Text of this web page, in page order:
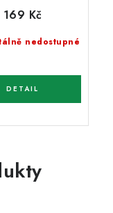
nedostupné
169 Kč